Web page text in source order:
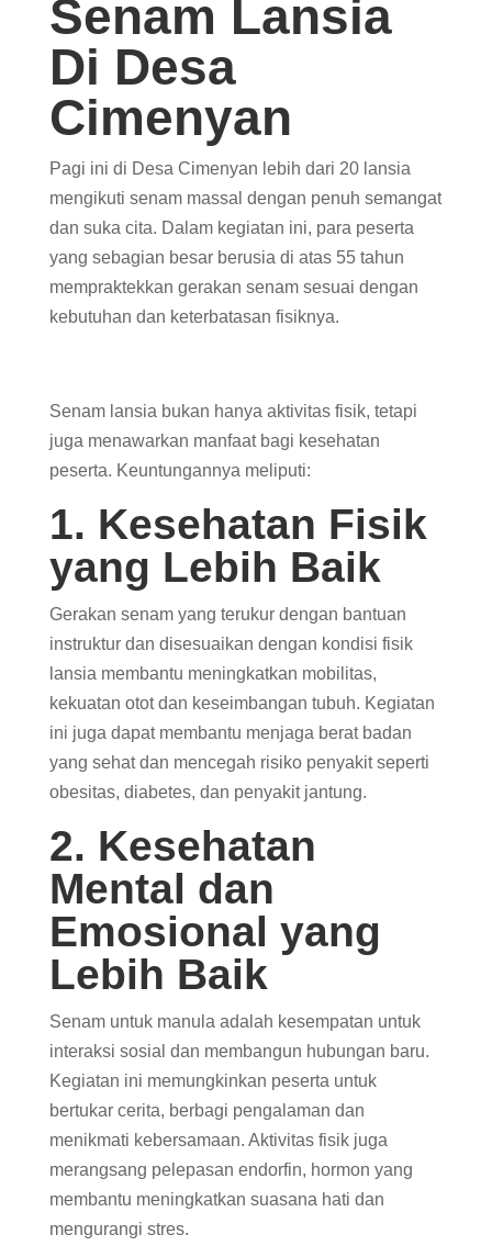
Senam Lansia
Di Desa
Cimenyan
Pagi ini di Desa Cimenyan lebih dari 20 lansia
mengikuti senam massal dengan penuh semangat
dan suka cita. Dalam kegiatan ini, para peserta
yang sebagian besar berusia di atas 55 tahun
mempraktekkan gerakan senam sesuai dengan
kebutuhan dan keterbatasan fisiknya.
Senam lansia bukan hanya aktivitas fisik, tetapi
juga menawarkan manfaat bagi kesehatan
peserta. Keuntungannya meliputi:
1. Kesehatan Fisik
yang Lebih Baik
Gerakan senam yang terukur dengan bantuan
instruktur dan disesuaikan dengan kondisi fisik
lansia membantu meningkatkan mobilitas,
kekuatan otot dan keseimbangan tubuh. Kegiatan
ini juga dapat membantu menjaga berat badan
yang sehat dan mencegah risiko penyakit seperti
obesitas, diabetes, dan penyakit jantung.
2. Kesehatan
Mental dan
Emosional yang
Lebih Baik
Senam untuk manula adalah kesempatan untuk
interaksi sosial dan membangun hubungan baru.
Kegiatan ini memungkinkan peserta untuk
bertukar cerita, berbagi pengalaman dan
menikmati kebersamaan. Aktivitas fisik juga
merangsang pelepasan endorfin, hormon yang
membantu meningkatkan suasana hati dan
mengurangi stres.